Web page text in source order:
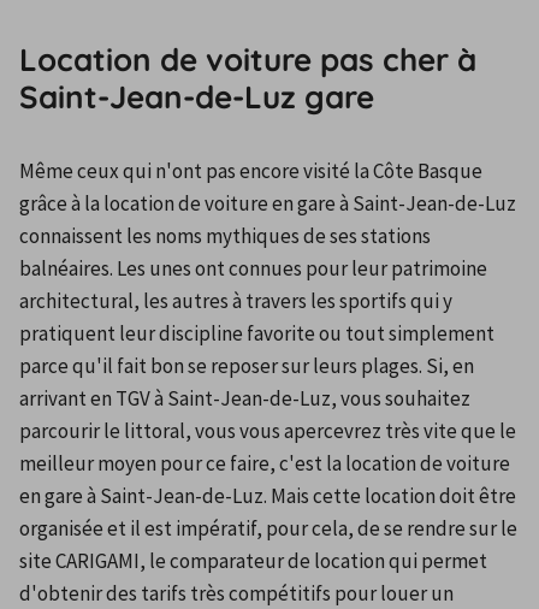
Location de voiture pas cher à
Saint-Jean-de-Luz gare
Même ceux qui n'ont pas encore visité la Côte Basque
grâce à la location de voiture en gare à Saint-Jean-de-Luz
connaissent les noms mythiques de ses stations
balnéaires. Les unes ont connues pour leur patrimoine
architectural, les autres à travers les sportifs qui y
pratiquent leur discipline favorite ou tout simplement
parce qu'il fait bon se reposer sur leurs plages. Si, en
arrivant en TGV à Saint-Jean-de-Luz, vous souhaitez
parcourir le littoral, vous vous apercevrez très vite que le
meilleur moyen pour ce faire, c'est la location de voiture
en gare à Saint-Jean-de-Luz. Mais cette location doit être
organisée et il est impératif, pour cela, de se rendre sur le
site CARIGAMI, le comparateur de location qui permet
d'obtenir des tarifs très compétitifs pour louer un